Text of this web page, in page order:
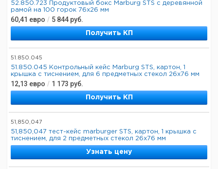
52.850.723 Продуктовый бокс Marburg STS с деревянной
рамой на 100 горок 76x26 мм
60,41 евро / 5 844 руб.
Получить КП
51.850.045
51.850.045 Контрольный кейс Marburg STS, картон, 1
крышка с тиснением, для 6 предметных стекол 26x76 мм
12,13 евро / 1 173 руб.
Получить КП
51,850,047
51,850,047 тест-кейс marburger STS, картон, 1 крышка с
тиснением, для 2 предметных стекол 26x76 мм
Узнать цену